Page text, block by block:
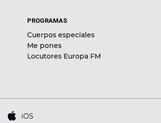
PROGRAMAS
Cuerpos especiales
Me pones
Locutores Europa FM
iOS